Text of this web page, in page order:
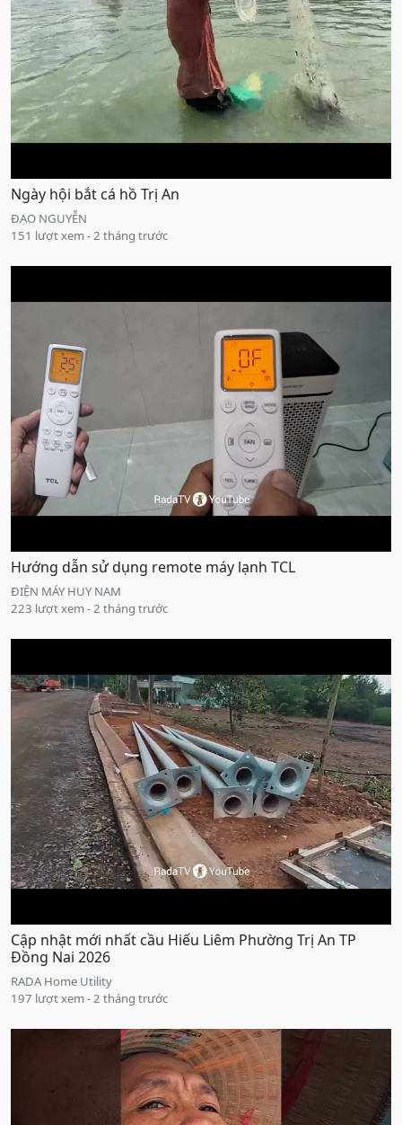
Ngày hội bắt cá hồ Trị An
ĐẠO NGUYỄN
151 lượt xem - 2 tháng trước
Hướng dẫn sử dụng remote máy lạnh TCL
ĐIỆN MÁY HUY NAM
223 lượt xem - 2 tháng trước
Cập nhật mới nhất cầu Hiếu Liêm Phường Trị An TP
Đồng Nai 2026
RADA Home Utility
197 lượt xem - 2 tháng trước